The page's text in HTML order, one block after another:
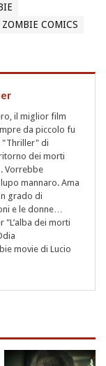
ZOMBIE COMICS
il miglior film
da piccolo fu
"Thriller" di
dei morti
Vorrebbe
mannaro. Ama
grado di
e le donne…
"L’alba dei morti
movie di Lucio